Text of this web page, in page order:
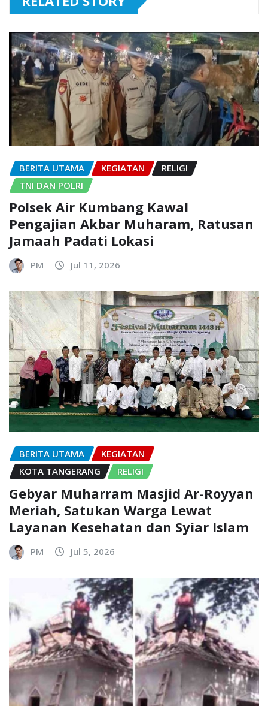
BERITA UTAMA KEGIATAN
RELIGI
TNI DAN POLRI
Polsek Air Kumbang Kawal
Pengajian Akbar Muharam, Ratusan
Jamaah Padati Lokasi
PM Jul 11, 2026
BERITA UTAMA
KEGIATAN
KOTA TANGERANG
RELIGI
Gebyar Muharram Masjid Ar-Royyan
Meriah, Satukan Warga Lewat
Layanan Kesehatan dan Syiar Islam
PM Jul 5, 2026